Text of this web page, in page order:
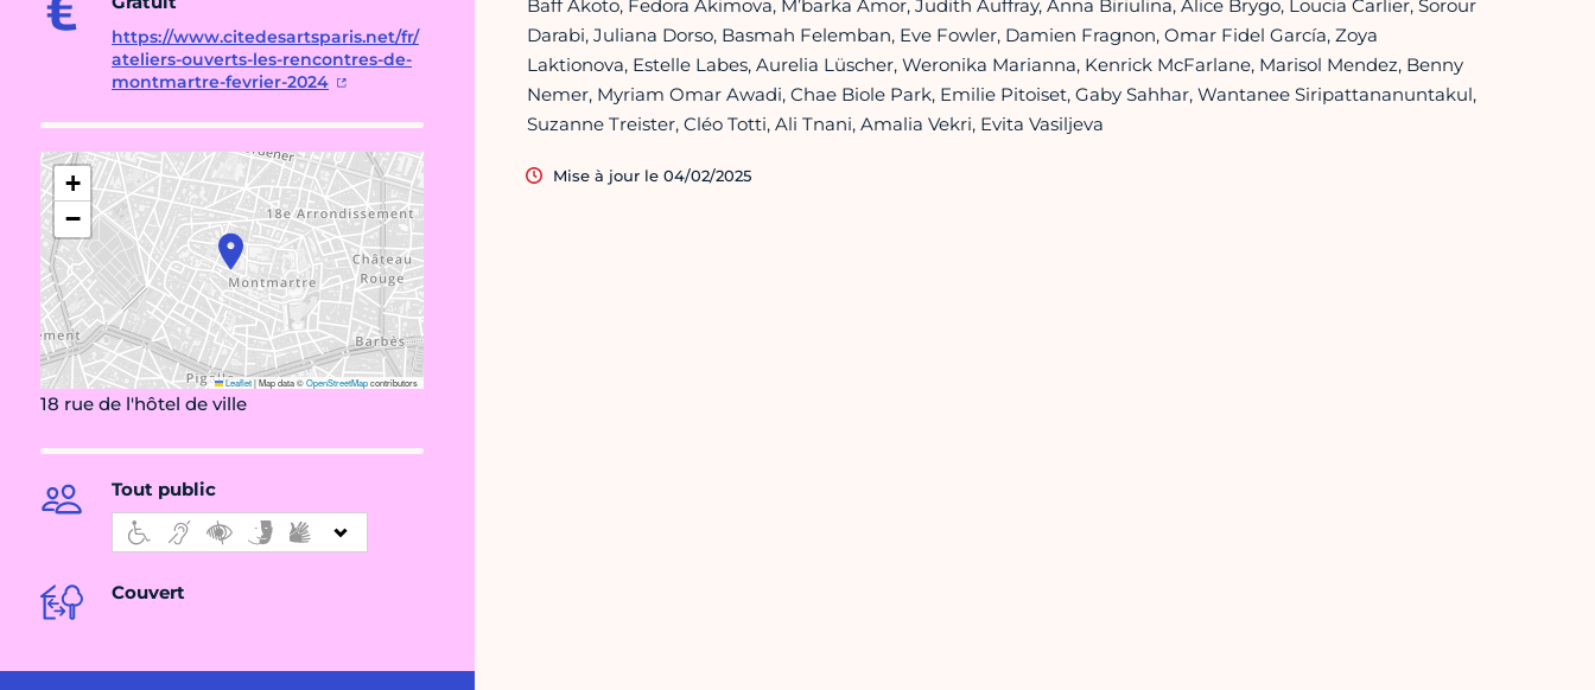
https://www.citedesartsparis.net/fr/
ateliers-ouverts-les-rencontres-de-
montmartre-fevrier-2024
+
−
Leaflet|Map data ©OpenStreetMapcontributors
18 rue de l'hôtel de ville
Tout public
Couvert
Baff Akoto, Fedora Akimova, M’barka Amor, Judith Auffray, Anna Biriulina, Alice Brygo, Loucia Carlier, Sorour
Darabi, Juliana Dorso, Basmah Felemban, Eve Fowler, Damien Fragnon, Omar Fidel García, Zoya
Laktionova, Estelle Labes, Aurelia Lüscher, Weronika Marianna, Kenrick McFarlane, Marisol Mendez, Benny
Nemer, Myriam Omar Awadi, Chae Biole Park, Emilie Pitoiset, Gaby Sahhar, Wantanee Siripattananuntakul,
Suzanne Treister, Cléo Totti, Ali Tnani, Amalia Vekri, Evita Vasiljeva
Mise à jour le 04/02/2025